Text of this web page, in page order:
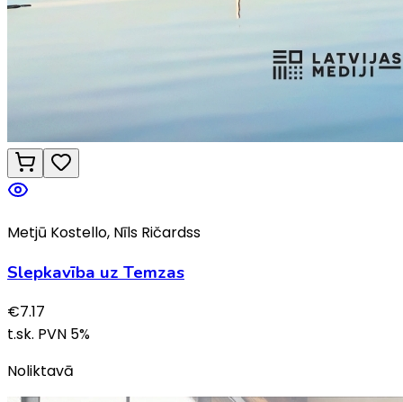
Metjū Kostello, Nīls Ričardss
Slepkavība uz Temzas
€7.17
t.sk. PVN 5%
Noliktavā